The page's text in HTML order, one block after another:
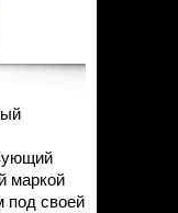
маркой
своей